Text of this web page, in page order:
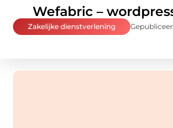
Wefabric –
Zakelijke dienstverlening